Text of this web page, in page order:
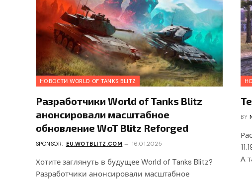
НОВОСТИ WORLD OF TANKS BLITZ
Разработчики World of Tanks Blitz
анонсировали масштабное
обновление WoT Blitz Reforged
SPONSOR: EU.WOTBLITZ.COM 16.01.2025
Хотите заглянуть в будущее World of Tanks Blitz?
Разработчики анонсировали масштабное
BY
А